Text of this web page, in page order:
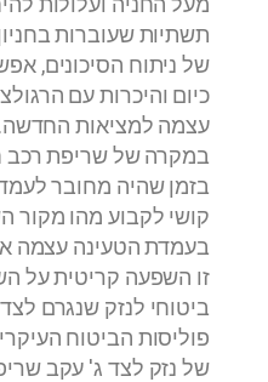
תשתיות שעוברות
של ניתוח הסיכונים,
כיום והיכרות עם
עצמה למציאות
במקרה של שריפת רכב
בזמן שהיה מחובר
קושי לקבוע מהו מקור
בעמדת הטעינה עצמה
זו השפעה קריטית על
ביטוחי לנזק שנגרם
פוליסות הביטוח
של נזק לצד ג' עקב